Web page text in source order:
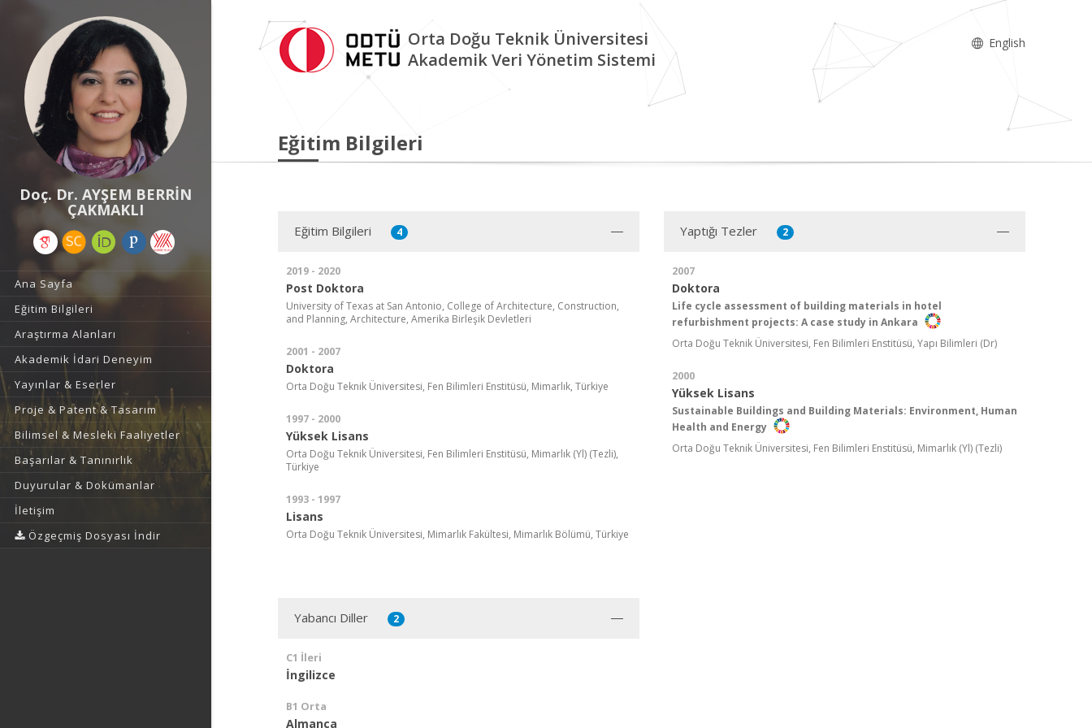
Doç. Dr. AYŞEM BERRİN
ÇAKMAKLI
Ana Sayfa
Eğitim Bilgileri
Araştırma Alanları
Akademik İdari Deneyim
Yayınlar & Eserler
Proje & Patent & Tasarım
Bilimsel & Mesleki Faaliyetler
Başarılar & Tanınırlık
Duyurular & Dokümanlar
İletişim
Özgeçmiş Dosyası İndir
Orta Doğu Teknik Üniversitesi
Akademik Veri Yönetim Sistemi
English
Eğitim Bilgileri
Eğitim Bilgileri 4
2019 - 2020
Post Doktora
University of Texas at San Antonio, College of Architecture, Construction,
and Planning, Architecture, Amerika Birleşik Devletleri
2001 - 2007
Doktora
Orta Doğu Teknik Üniversitesi, Fen Bilimleri Enstitüsü, Mimarlık, Türkiye
1997 - 2000
Yüksek Lisans
Orta Doğu Teknik Üniversitesi, Fen Bilimleri Enstitüsü, Mimarlık (Yl) (Tezli),
Türkiye
1993 - 1997
Lisans
Orta Doğu Teknik Üniversitesi, Mimarlık Fakültesi, Mimarlık Bölümü, Türkiye
Yaptığı Tezler 2
2007
Doktora
Life cycle assessment of building materials in hotel
refurbishment projects: A case study in Ankara
Orta Doğu Teknik Üniversitesi, Fen Bilimleri Enstitüsü, Yapı Bilimleri (Dr)
2000
Yüksek Lisans
Sustainable Buildings and Building Materials: Environment, Human
Health and Energy
Orta Doğu Teknik Üniversitesi, Fen Bilimleri Enstitüsü, Mimarlık (Yl) (Tezli)
Yabancı Diller 2
C1 İleri
İngilizce
B1 Orta
Almanca